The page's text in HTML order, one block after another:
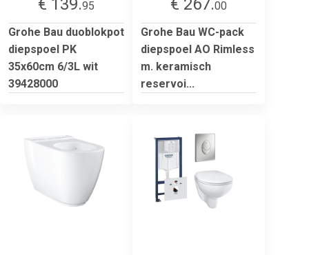
€ 139.95
Grohe Bau duoblokpot
diepspoel PK
35x60cm 6/3L wit
39428000
€ 267.00
Grohe Bau WC-pack
diepspoel AO Rimless
m. keramisch
reservoi...